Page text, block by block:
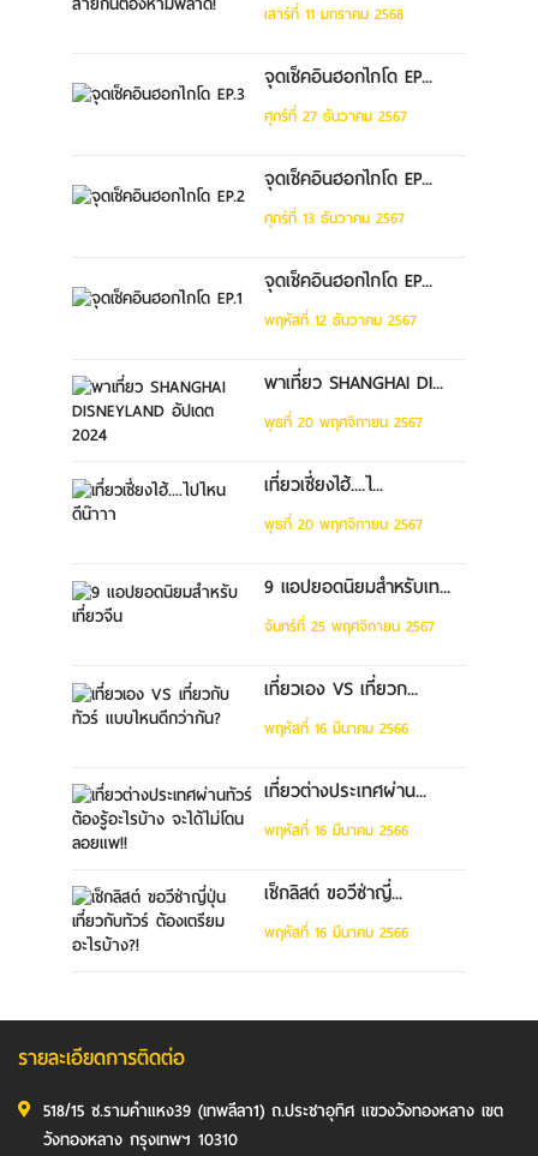
เสาร์ที่ 11 มกราคม 2568
จุดเช็คอินฮอกไกโด EP...
ศุกร์ที่ 27 ธันวาคม 2567
จุดเช็คอินฮอกไกโด EP...
ศุกร์ที่ 13 ธันวาคม 2567
จุดเช็คอินฮอกไกโด EP...
พฤหัสที่ 12 ธันวาคม 2567
พาเที่ยว SHANGHAI DI...
พุธที่ 20 พฤศจิกายน 2567
เที่ยวเซี่ยงไฮ้....ไ...
พุธที่ 20 พฤศจิกายน 2567
9 แอปยอดนิยมสำหรับเท...
จันทร์ที่ 25 พฤศจิกายน 2567
เที่ยวเอง VS เที่ยวก...
พฤหัสที่ 16 มีนาคม 2566
เที่ยวต่างประเทศผ่าน...
พฤหัสที่ 16 มีนาคม 2566
เช็กลิสต์ ขอวีซ่าญี่...
พฤหัสที่ 16 มีนาคม 2566
รายละเอียดการติดต่อ
518/15 ซ.รามคำแหง39 (เทพลีลา1) ถ.ประชาอุทิศ แขวงวังทองหลาง เขต
วังทองหลาง กรุงเทพฯ 10310